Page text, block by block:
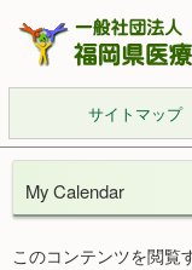
サイトマップ
My Calendar
このコンテンツを閲覧